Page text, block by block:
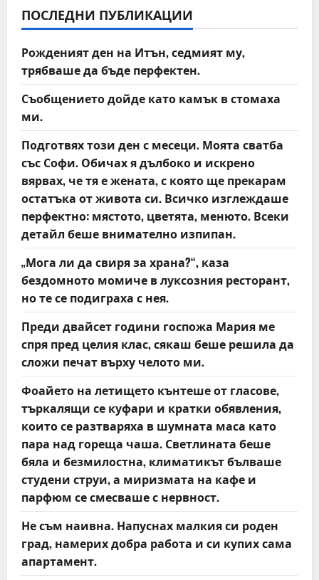
v
i
g
a
t
i
o
n
ПОСЛЕДНИ ПУБЛИКАЦИИ
Рожденият ден на Итън, седмият му,
трябваше да бъде перфектен.
Съобщението дойде като камък в стомаха
ми.
Подготвях този ден с месеци. Моята сватба
със Софи. Обичах я дълбоко и искрено
вярвах, че тя е жената, с която ще прекарам
остатъка от живота си. Всичко изглеждаше
перфектно: мястото, цветята, менюто. Всеки
детайл беше внимателно изпипан.
„Мога ли да свиря за храна?“, каза
бездомното момиче в луксозния ресторант,
но те се подиграха с нея.
Преди двайсет години госпожа Мария ме
спря пред целия клас, сякаш беше решила да
сложи печат върху челото ми.
Фоайето на летището кънтеше от гласове,
търкалящи се куфари и кратки обявления,
които се разтваряха в шумната маса като
пара над гореща чаша. Светлината беше
бяла и безмилостна, климатикът бълваше
студени струи, а миризмата на кафе и
парфюм се смесваше с нервност.
Не съм наивна. Напуснах малкия си роден
град, намерих добра работа и си купих сама
апартамент.